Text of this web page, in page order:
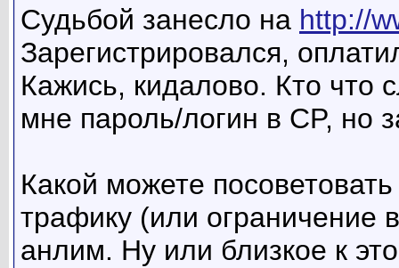
Судьбой занесло на http://
Зарегистрировался,
Кажись, кидалово. Кто
мне пароль/логин в CP, но
Какой можете
трафику (или ограничение
анлим. Ну или близкое к